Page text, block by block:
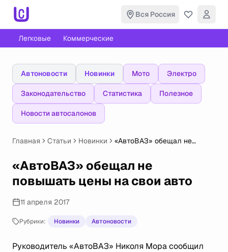
Вся Россия
Легковые Коммерческие
Автоновости Новинки Мото Электро
Законодательство Статистика Полезное
Новости автосалонов
Главная Статьи Новинки
«АвтоВАЗ» обещал не
«АвтоВАЗ» обещал не
повышать цены на свои авто
11 апреля 2017
Рубрики: Новинки Автоновости
Руководитель «АвтоВАЗ» Николя Мора сообщил